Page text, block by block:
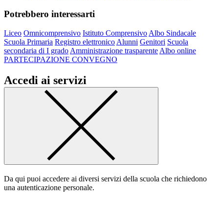
Potrebbero interessarti
Liceo Omnicomprensivo Istituto Comprensivo Albo Sindacale
Scuola Primaria Registro elettronico Alunni Genitori Scuola
secondaria di I grado Amministrazione trasparente Albo online
PARTECIPAZIONE CONVEGNO
Accedi ai servizi
Da qui puoi accedere ai diversi servizi della scuola che richiedono
una autenticazione personale.